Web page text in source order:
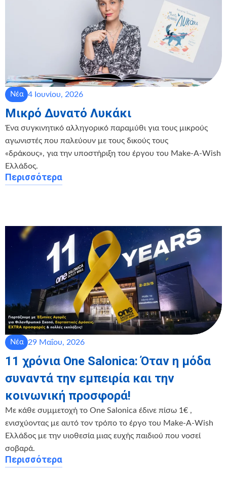
Νέα 4 Ιουνίου, 2026
Μικρό Δυνατό Λυκάκι
Ένα συγκινητικό αλληγορικό παραμύθι για τους μικρούς
αγωνιστές που παλεύουν με τους δικούς τους
«δράκους», για την υποστήριξη του έργου του Make-A-Wish
Ελλάδος.
Περισσότερα
Νέα 29 Μαΐου, 2026
11 χρόνια One Salonica: Όταν η μόδα
συναντά την εμπειρία και την
κοινωνική προσφορά!
Με κάθε συμμετοχή το One Salonica έδινε πίσω 1€ ,
ενισχύοντας με αυτό τον τρόπο το έργο του Make-A-Wish
Ελλάδος με την υιοθεσία μιας ευχής παιδιού που νοσεί
σοβαρά.
Περισσότερα